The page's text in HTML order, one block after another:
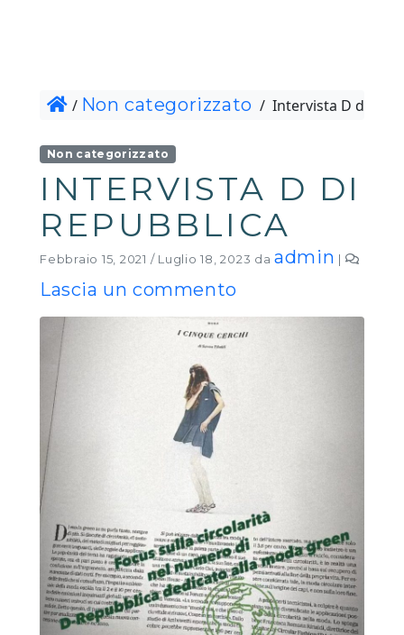
/ Non categorizzato / Intervista D di
Non categorizzato
INTERVISTA D DI
REPUBBLICA
Febbraio 15, 2021 / Luglio 18, 2023 daadmin |
Lascia un commento